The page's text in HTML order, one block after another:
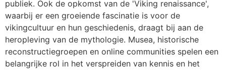
publiek. Ook de opkomst van de 'Viking renaissance',
waarbij er een groeiende fascinatie is voor de
vikingcultuur en hun geschiedenis, draagt bij aan de
heropleving van de mythologie. Musea, historische
reconstructiegroepen en online communities spelen een
belangrijke rol in het verspreiden van kennis en het